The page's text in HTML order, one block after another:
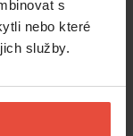
s
nebo které
služby.